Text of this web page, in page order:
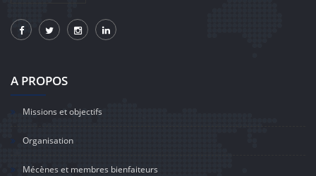
A PROPOS
Missions et objectifs
Organisation
Mécènes et membres bienfaiteurs